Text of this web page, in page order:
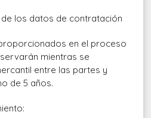
los datos de contratación
en el proceso
mientras se
entre las partes y
de 5 años.